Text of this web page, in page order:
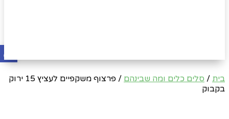
בית / סלים כלים ומה שבינהם
/ פרצוף משקפיים לעציץ 15 ירוק
בקבוק